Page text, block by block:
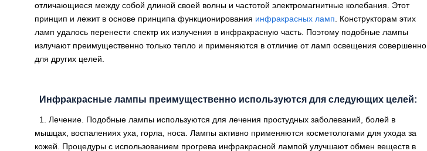
отличающиеся между собой длиной своей волны и частотой электромагнитные колебания. Этот
принцип и лежит в основе принципа функционирования инфракрасных ламп . Конструкторам этих
ламп удалось перенести спектр их излучения в инфракрасную часть. Поэтому подобные лампы
излучают преимущественно только тепло и применяются в отличие от ламп освещения совершенно
для других целей.
Инфракрасные лампы преимущественно используются для следующих целей:
1. Лечение. Подобные лампы используются для лечения простудных заболеваний, болей в
мышцах, воспалениях уха, горла, носа. Лампы активно применяются косметологами для ухода за
кожей. Процедуры с использованием прогрева инфракрасной лампой улучшают обмен веществ в